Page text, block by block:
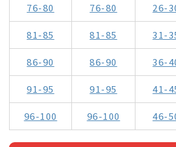
76-80 76-80 26-
81-85 81-85 31-
86-90 86-90 36-
91-95 91-95 41-
96-100 96-100 46-